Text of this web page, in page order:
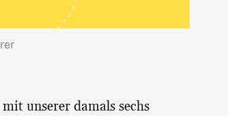
unserer damals sechs